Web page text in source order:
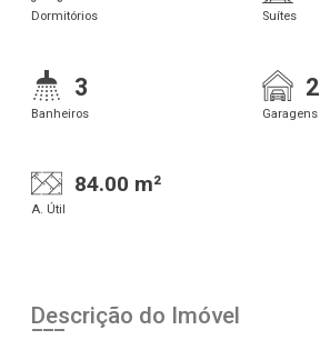
Dormitórios Suítes
3
Banheiros
2
Garagens
84.00 m²
A. Útil
Descrição do Imóvel